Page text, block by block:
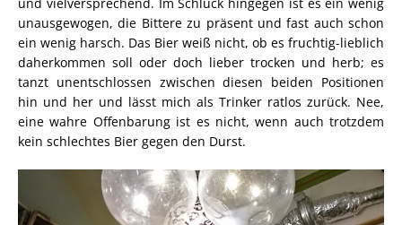
unausgewogen, die Bittere zu präsent und fast auch schon
ein wenig harsch. Das Bier weiß nicht, ob es fruchtig-lieblich
daherkommen soll oder doch lieber trocken und herb; es
tanzt unentschlossen zwischen diesen beiden Positionen
hin und her und lässt mich als Trinker ratlos zurück. Nee,
eine wahre Offenbarung ist es nicht, wenn auch trotzdem
kein schlechtes Bier gegen den Durst.